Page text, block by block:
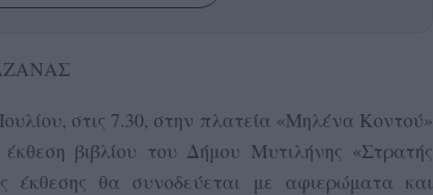
στις 7.30, στην πλατεία «Μηλένα Κοντού»
βιβλίου του Δήμου Μυτιλήνης «Στρατής
έκθεσης θα συνοδεύεται με αφιερώματα και